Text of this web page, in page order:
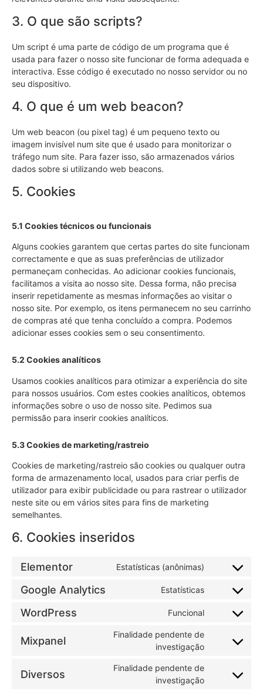
3. O que são scripts?
Um script é uma parte de código de um programa que é
usada para fazer o nosso site funcionar de forma adequada e
interactiva. Esse código é executado no nosso servidor ou no
seu dispositivo.
4. O que é um web beacon?
Um web beacon (ou pixel tag) é um pequeno texto ou
imagem invisível num site que é usado para monitorizar o
tráfego num site. Para fazer isso, são armazenados vários
dados sobre si utilizando web beacons.
5. Cookies
5.1 Cookies técnicos ou funcionais
Alguns cookies garantem que certas partes do site funcionam
correctamente e que as suas preferências de utilizador
permaneçam conhecidas. Ao adicionar cookies funcionais,
facilitamos a visita ao nosso site. Dessa forma, não precisa
inserir repetidamente as mesmas informações ao visitar o
nosso site. Por exemplo, os itens permanecem no seu carrinho
de compras até que tenha concluído a compra. Podemos
adicionar esses cookies sem o seu consentimento.
5.2 Cookies analíticos
Usamos cookies analíticos para otimizar a experiência do site
para nossos usuários. Com estes cookies analíticos, obtemos
informações sobre o uso de nosso site. Pedimos sua
permissão para inserir cookies analíticos.
5.3 Cookies de marketing/rastreio
Cookies de marketing/rastreio são cookies ou qualquer outra
forma de armazenamento local, usados para criar perfis de
utilizador para exibir publicidade ou para rastrear o utilizador
neste site ou em vários sites para fins de marketing
semelhantes.
6. Cookies inseridos
Elementor Estatísticas (anônimas)
Google Analytics Estatísticas
WordPress Funcional
Mixpanel
Finalidade pendente de
investigação
Diversos
Finalidade pendente de
investigação